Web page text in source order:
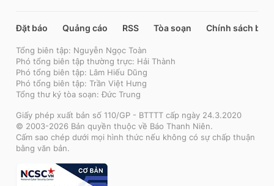
Đặt báo Quảng cáo RSS Tòa soạn Chính sách bảo
Tổng biên tập: Nguyễn Ngọc Toàn
Phó tổng biên tập thường trực: Hải Thành
Phó tổng biên tập: Lâm Hiếu Dũng
Phó tổng biên tập: Trần Việt Hưng
Tổng thư ký tòa soạn: Đức Trung
Giấy phép xuất bản số 110/GP - BTTTT cấp ngày 24.3.2020
© 2003-2026 Bản quyền thuộc về Báo Thanh Niên.
Cấm sao chép dưới mọi hình thức nếu không có sự chấp thuận
bằng văn bản.